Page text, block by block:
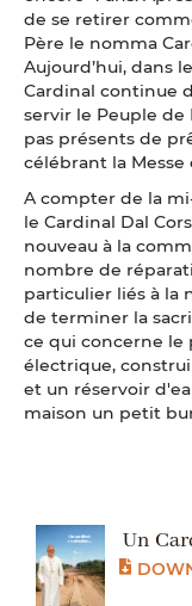
de se retirer
Père le nomma
Aujourd’hui, dans
Cardinal continue
servir le Peuple
pas présents de
célébrant la
A compter de la
le Cardinal Dal
nouveau à la
nombre de
particulier liés à la
de terminer la
ce qui concerne le
électrique,
et un réservoir
maison un petit
Un